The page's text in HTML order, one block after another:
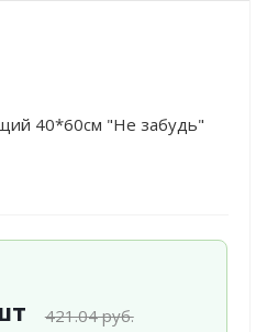
40*60см "Не забудь"
421.04руб.